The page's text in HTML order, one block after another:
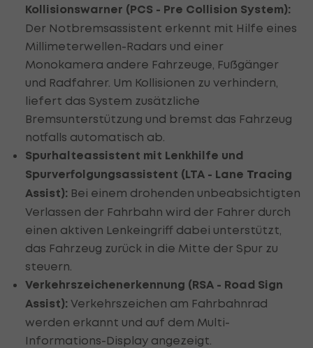
Kollisionswarner (PCS - Pre Collision System):
Der Notbremsassistent erkennt mit Hilfe eines
Millimeterwellen-Radars und einer
Monokamera andere Fahrzeuge, Fußgänger
und Radfahrer. Um Kollisionen zu verhindern,
liefert das System zusätzliche
Bremsunterstützung und bremst das Fahrzeug
notfalls automatisch ab.
Spurhalteassistent mit Lenkhilfe und
Spurverfolgungsassistent (LTA - Lane Tracing
Assist): Bei einem drohenden unbeabsichtigten
Verlassen der Fahrbahn wird der Fahrer durch
einen aktiven Lenkeingriff dabei unterstützt,
das Fahrzeug zurück in die Mitte der Spur zu
steuern.
Verkehrszeichenerkennung (RSA - Road Sign
Assist): Verkehrszeichen am Fahrbahnrad
werden erkannt und auf dem Multi-
Informations-Display angezeigt.